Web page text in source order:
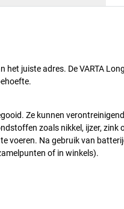
juiste adres. De VARTA
Ze kunnen
zoals nikkel, ijzer,
voeren. Na gebruik van
of in winkels).